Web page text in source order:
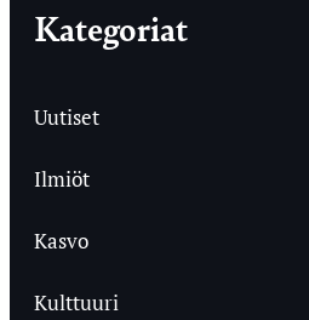
Kategoriat
Uutiset
Ilmiöt
Kasvo
Kulttuuri